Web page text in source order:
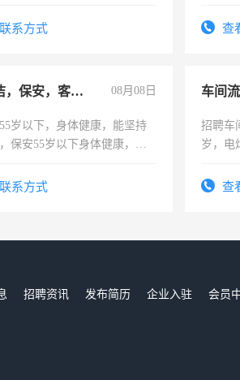
系方式 查
急招保洁，保安，客服，工程 08月08日
岁以下，身体健康，能坚持
保安55岁以下身体健康，有
求45岁以下高中以上文化，
系方式
车间
招聘车
岁，电
宿，免
查
招聘资讯 发布简历 企业入驻 会员